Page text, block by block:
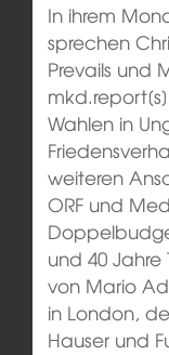
In ihrem
sprechen
Prevails und
Wahlen in
weiteren
ORF und
und 40 Jahre
von Mario
in London,
Hauser und